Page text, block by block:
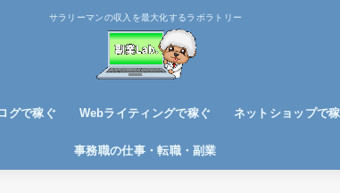
サラリーマンの収入を最大化するラボラトリー
グで稼ぐ
ィリエイトで稼ぐ
Webライティングで稼ぐ ネットショップで
事務職の仕事・転職・副業